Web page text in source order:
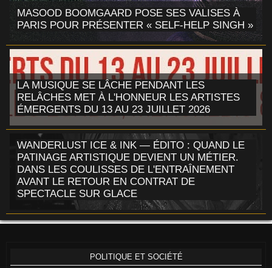
MASOOD BOOMGAARD POSE SES VALISES À
PARIS POUR PRÉSENTER « SELF-HELP SINGH »
LA MUSIQUE SE LÂCHE PENDANT LES
RELÂCHES MET À L'HONNEUR LES ARTISTES
ÉMERGENTS DU 13 AU 23 JUILLET 2026
WANDERLUST ICE & INK — ÉDITO : QUAND LE
PATINAGE ARTISTIQUE DEVIENT UN MÉTIER.
DANS LES COULISSES DE L'ENTRAÎNEMENT
AVANT LE RETOUR EN CONTRAT DE
SPECTACLE SUR GLACE
POLITIQUE ET SOCIÉTÉ